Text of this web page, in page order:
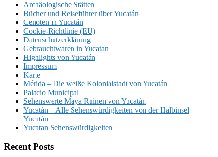
Archäologische Stätten
Bücher und Reiseführer über Yucatán
Cenoten in Yucatán
Cookie-Richtlinie (EU)
Datenschutzerklärung
Gebrauchtwaren in Yucatan
Highlights von Yucatán
Impressum
Karte
Mérida – Die weiße Kolonialstadt von Yucatán
Palacio Municipal
Sehenswerte Maya Ruinen von Yucatán
Yucatán – Alle Sehenswürdigkeiten von der Halbinsel
Yucatán
Yucatan Sehenswürdigkeiten
Recent Posts